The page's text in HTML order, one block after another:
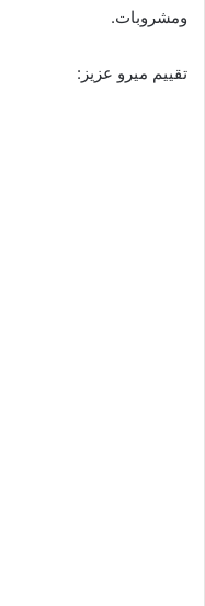
ومشروبات.
تقييم ميرو عزيز: